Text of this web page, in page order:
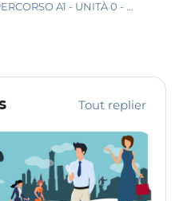
DEMO - PERCORSO A1 - UNITÀ 0 - PER COMINCIARE...
Tout replier